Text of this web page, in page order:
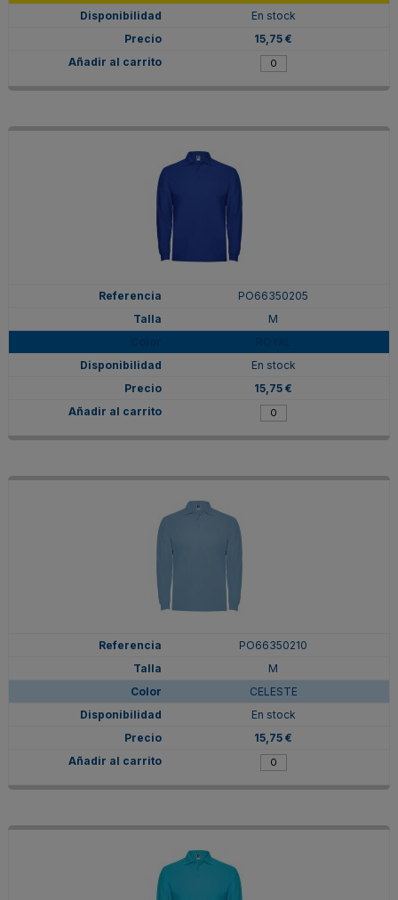
En stock
15,75 €
PO66350205
M
En stock
15,75 €
PO66350210
M
CELESTE
En stock
15,75 €